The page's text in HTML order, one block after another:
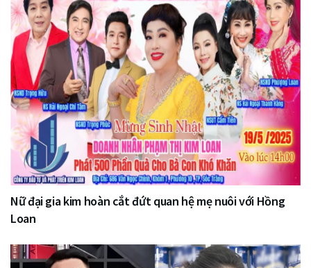
Nữ đại gia kim hoàn cắt đứt quan hệ mẹ nuôi với Hồng
Loan